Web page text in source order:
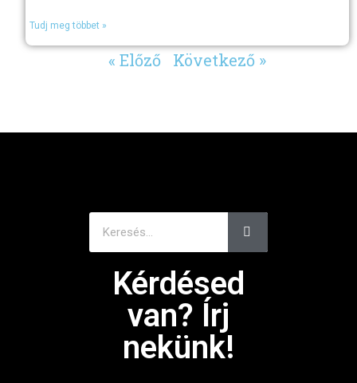
Tudj meg többet »
« Előző Következő »
Kérdésed
van? Írj
nekünk!